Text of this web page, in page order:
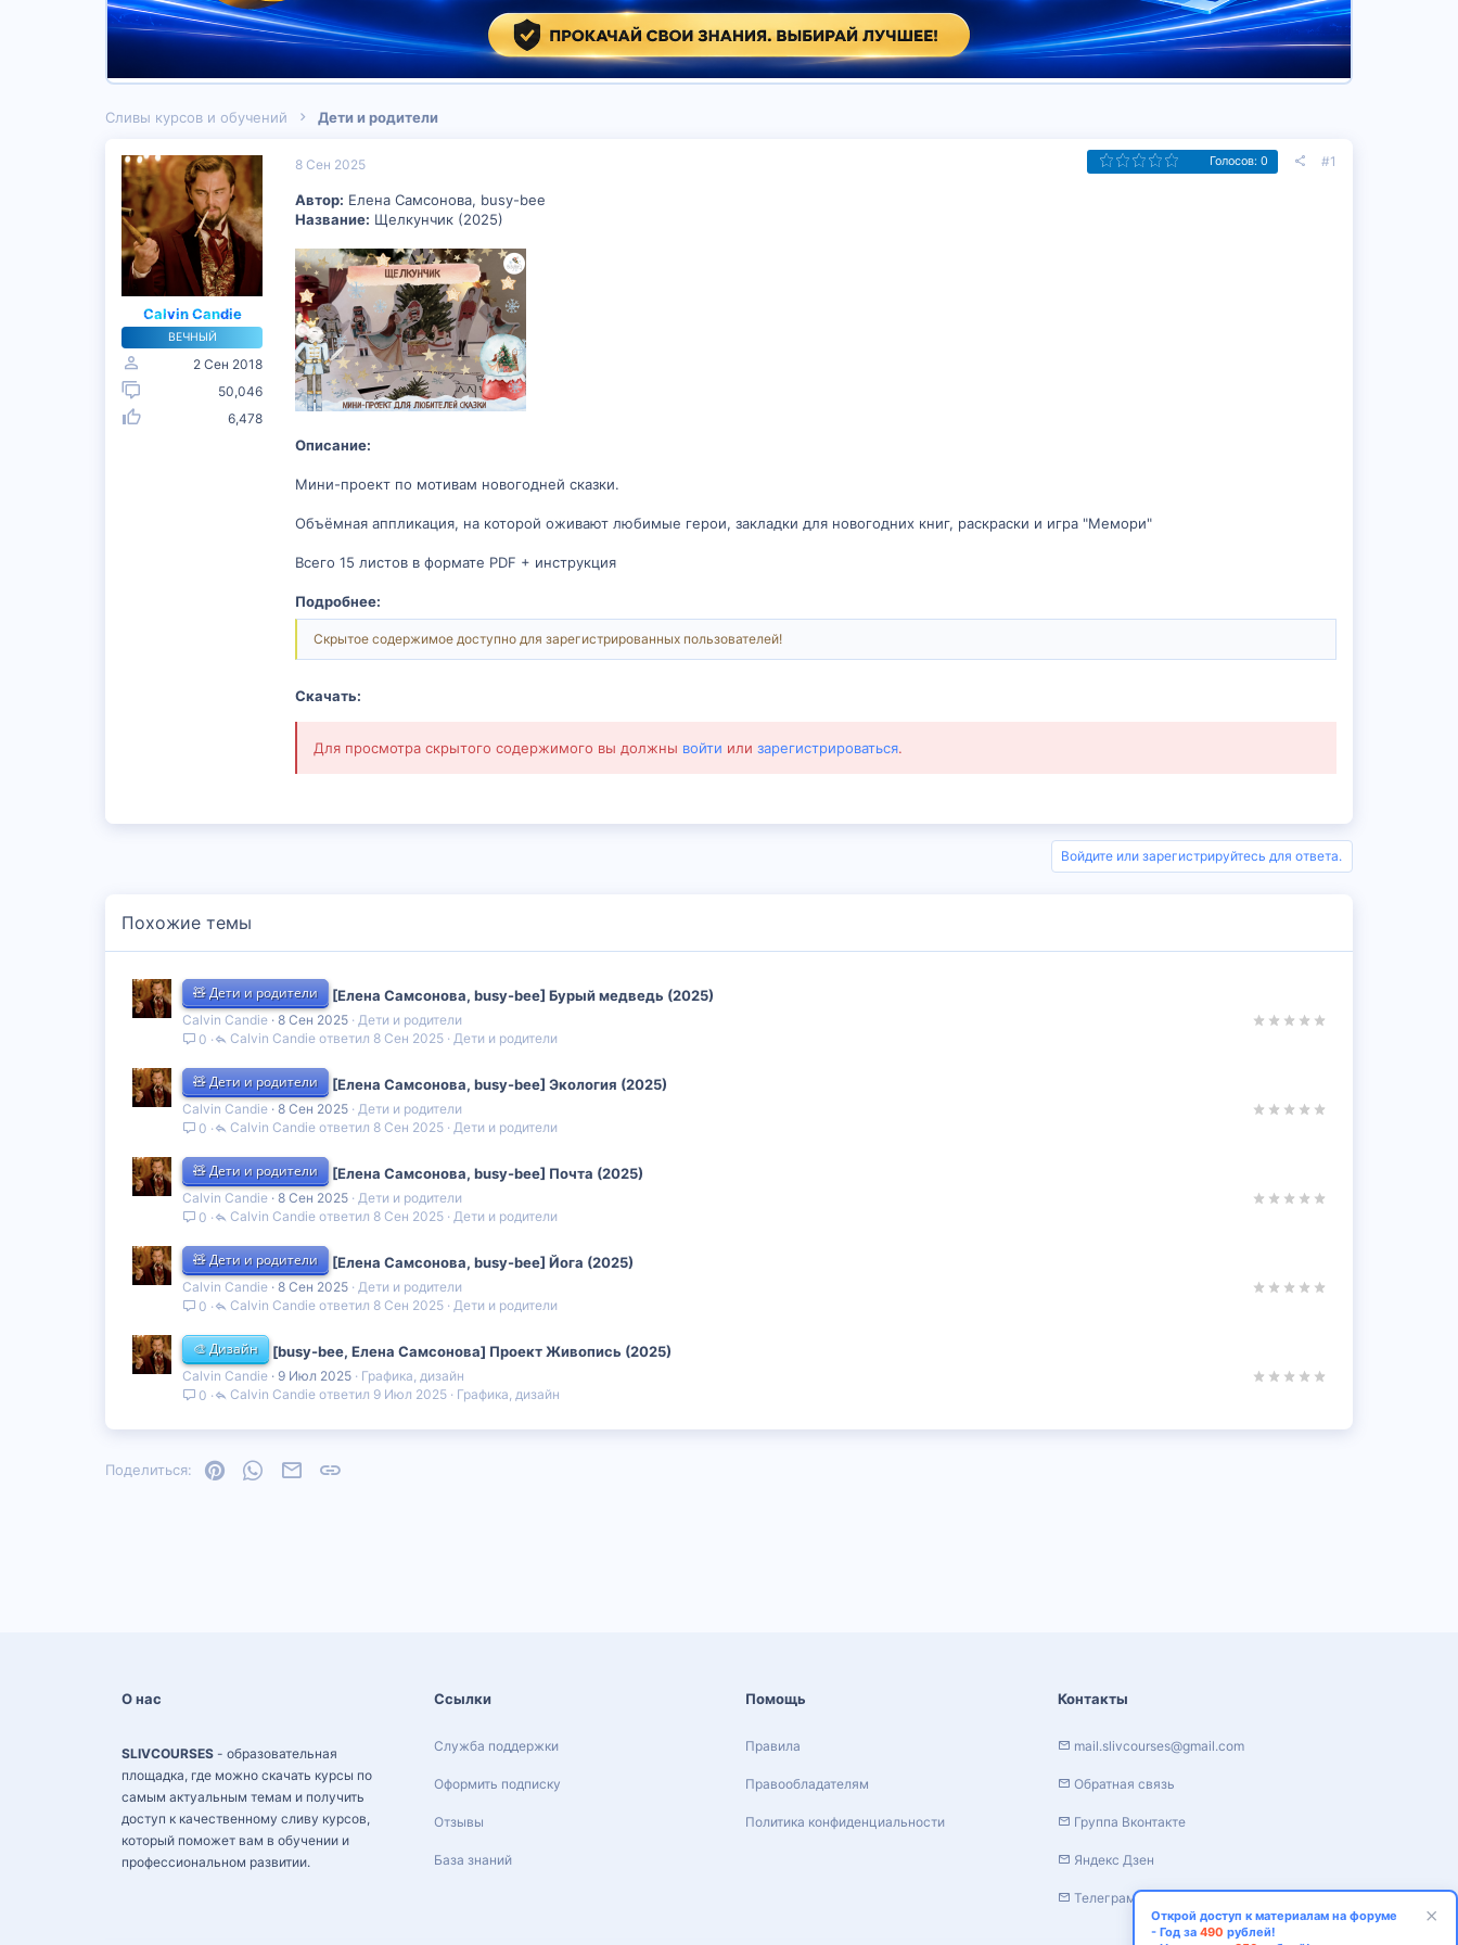
Сливы курсов и обучений Дети и родители
Calvin Candie
ВЕЧНЫЙ
2 Сен 2018
50,046
6,478
8 Сен 2025 Голосов: 0 #1
Автор: Елена Самсонова, busy-bee
Название: Щелкунчик (2025)
Описание:
Мини-проект по мотивам новогодней сказки.
Объёмная аппликация, на которой оживают любимые герои, закладки для новогодних книг, раскраски и игра "Мемори"
Всего 15 листов в формате PDF + инструкция
Подробнее:
Скрытое содержимое доступно для зарегистрированных пользователей!
Скачать:
Для просмотра скрытого содержимого вы должны войти или зарегистрироваться.
Войдите или зарегистрируйтесь для ответа.
Похожие темы
🧸 Дети и родители [Елена Самсонова, busy-bee] Бурый медведь (2025)
Calvin Candie 8 Сен 2025 Дети и родители
0
Дети и родители
8 Сен 2025
Calvin Candie
🧸 Дети и родители [Елена Самсонова, busy-bee] Экология (2025)
Calvin Candie 8 Сен 2025 Дети и родители
0
Дети и родители
8 Сен 2025
Calvin Candie
🧸 Дети и родители [Елена Самсонова, busy-bee] Почта (2025)
Calvin Candie 8 Сен 2025 Дети и родители
0
Дети и родители
8 Сен 2025
Calvin Candie
🧸 Дети и родители [Елена Самсонова, busy-bee] Йога (2025)
Calvin Candie 8 Сен 2025 Дети и родители
0
Дети и родители
8 Сен 2025
Calvin Candie
🎨 Дизайн [busy-bee, Елена Самсонова] Проект Живопись (2025)
Calvin Candie 9 Июл 2025
Графика, дизайн
0
Графика, дизайн
9 Июл 2025
Calvin Candie
Поделиться: PinterestWhatsAppЭлектронная почта
О нас
SLIVCOURSES - образовательная
площадка, где можно скачать курсы по
самым актуальным темам и получить
доступ к качественному сливу курсов,
который поможет вам в обучении и
профессиональном развитии.
Ссылки
Служба поддержки
Оформить подписку
Отзывы
База знаний
Помощь
Правила
Правообладателям
Политика конфиденциальности
Контакты
mail.slivcourses@gmail.com
Обратная связь
Группа Вконтакте
Яндекс Дзен
Телеграм канал
Открой доступ к материалам на форуме
- Год за 490 рублей!